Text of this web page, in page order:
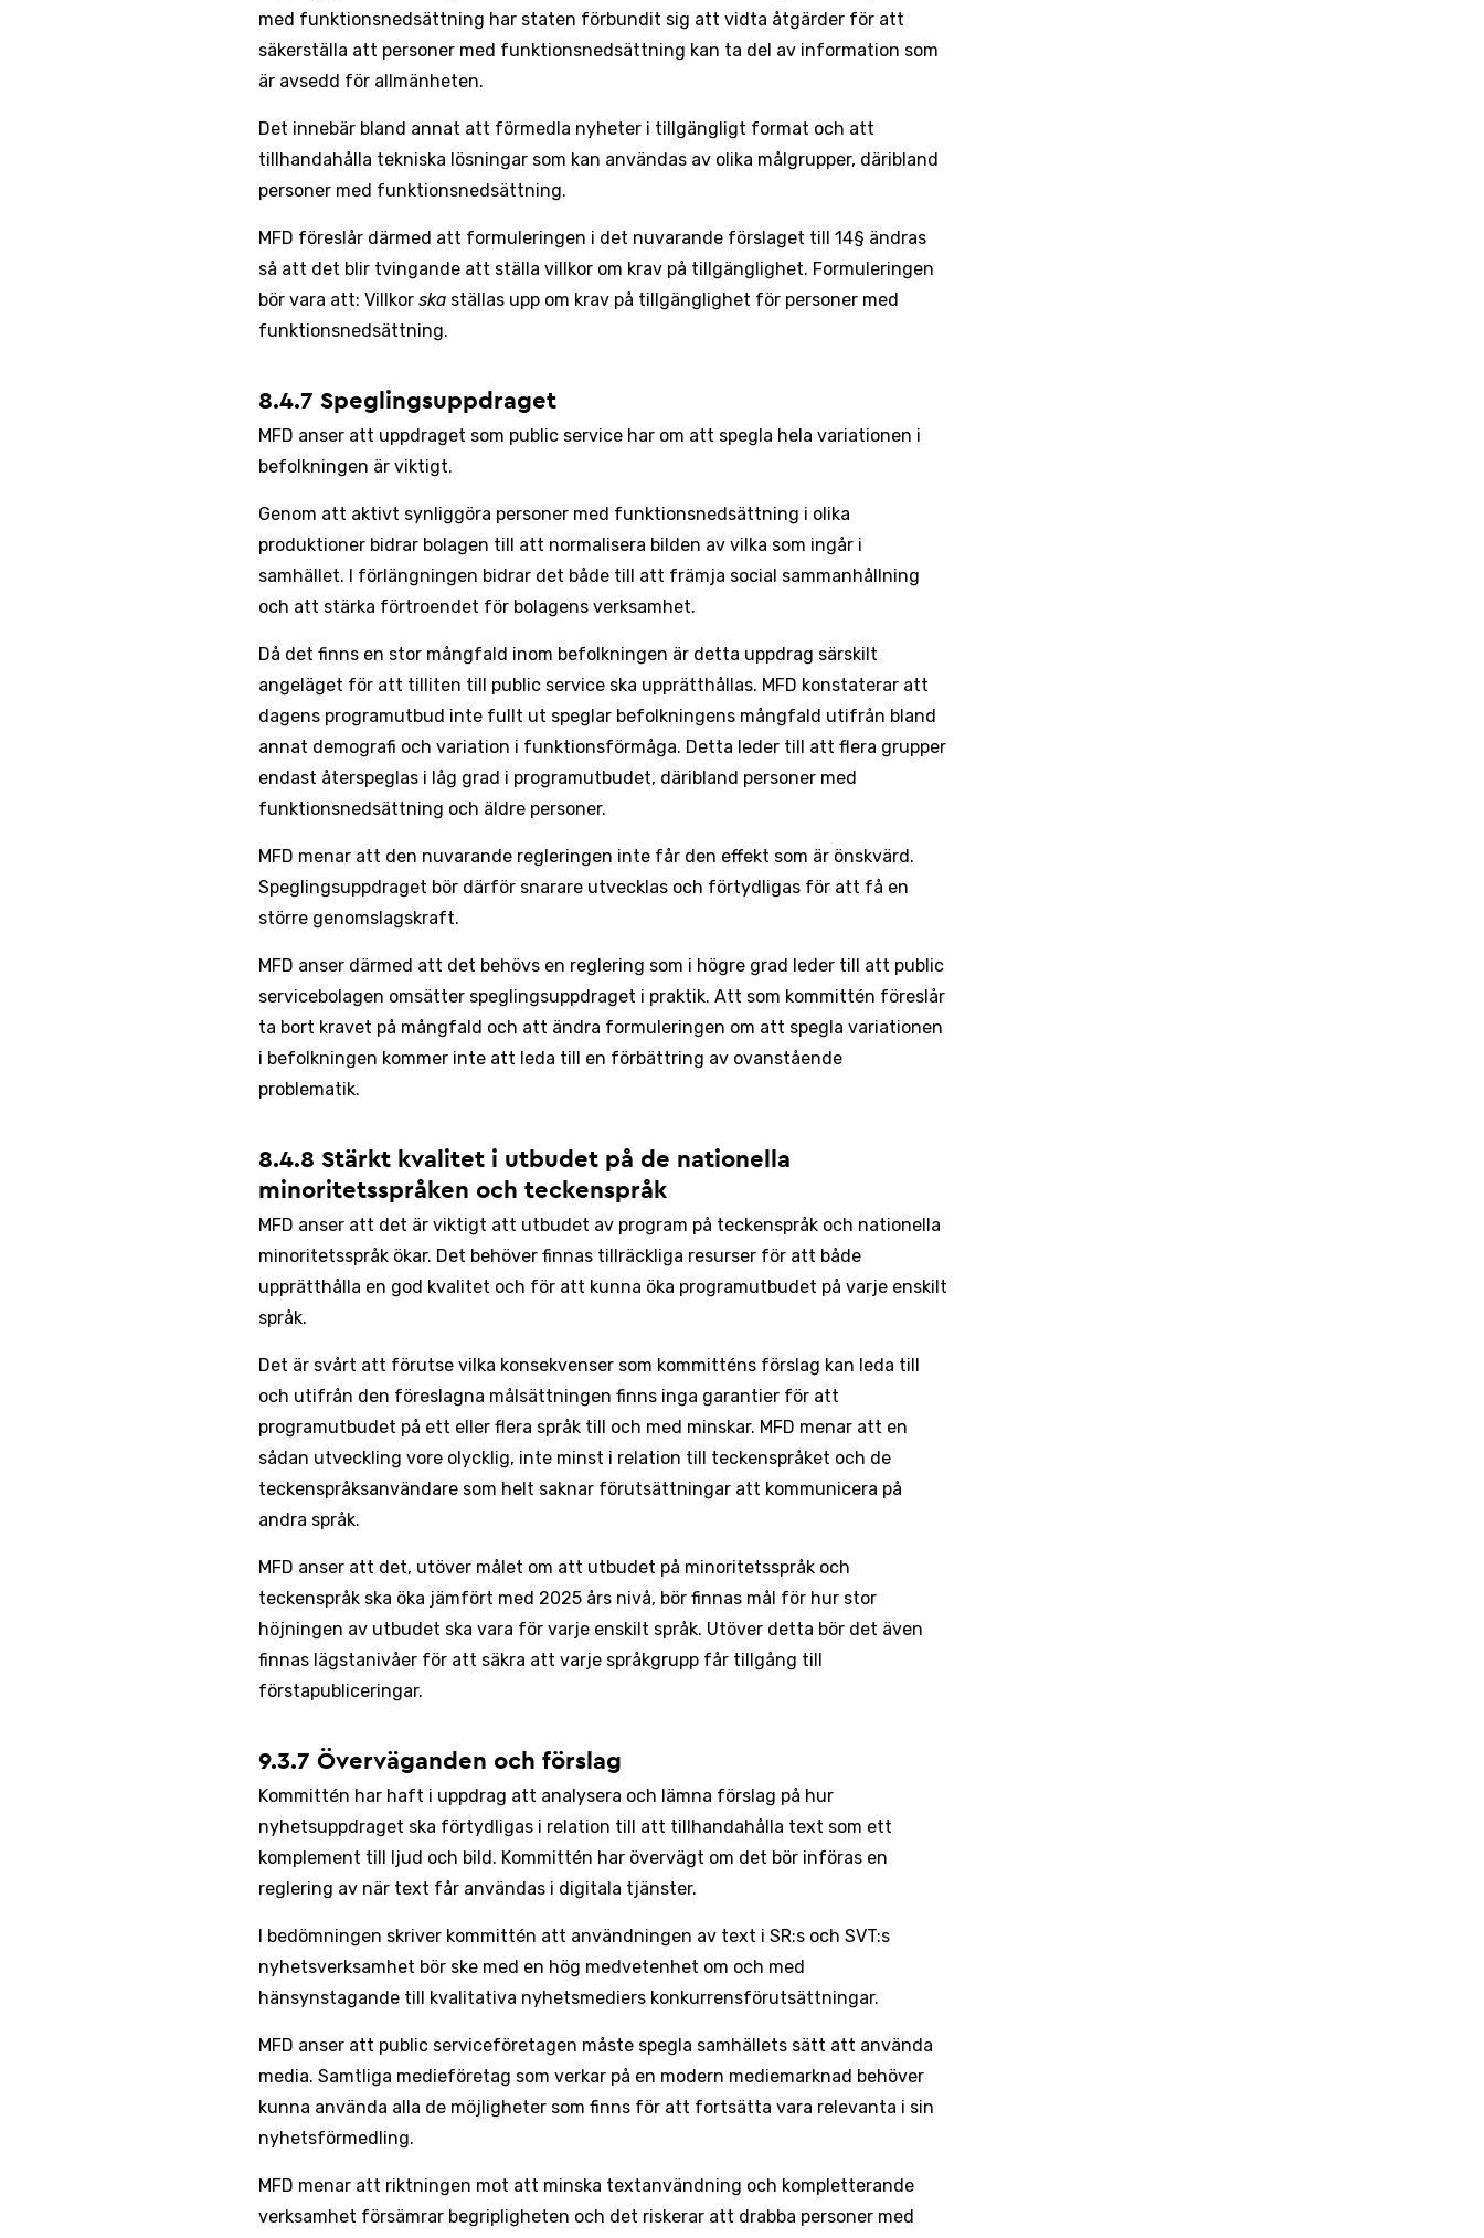
med funktionsnedsättning har staten förbundit sig att vidta åtgärder för att
säkerställa att personer med funktionsnedsättning kan ta del av information som
är avsedd för allmänheten.
Det innebär bland annat att förmedla nyheter i tillgängligt format och att
tillhandahålla tekniska lösningar som kan användas av olika målgrupper, däribland
personer med funktionsnedsättning.
MFD föreslår därmed att formuleringen i det nuvarande förslaget till 14§ ändras
så att det blir tvingande att ställa villkor om krav på tillgänglighet. Formuleringen
bör vara att: Villkor ska ställas upp om krav på tillgänglighet för personer med
funktionsnedsättning.
8.4.7 Speglingsuppdraget
MFD anser att uppdraget som public service har om att spegla hela variationen i
befolkningen är viktigt.
Genom att aktivt synliggöra personer med funktionsnedsättning i olika
produktioner bidrar bolagen till att normalisera bilden av vilka som ingår i
samhället. I förlängningen bidrar det både till att främja social sammanhållning
och att stärka förtroendet för bolagens verksamhet.
Då det finns en stor mångfald inom befolkningen är detta uppdrag särskilt
angeläget för att tilliten till public service ska upprätthållas. MFD konstaterar att
dagens programutbud inte fullt ut speglar befolkningens mångfald utifrån bland
annat demografi och variation i funktionsförmåga. Detta leder till att flera grupper
endast återspeglas i låg grad i programutbudet, däribland personer med
funktionsnedsättning och äldre personer.
MFD menar att den nuvarande regleringen inte får den effekt som är önskvärd.
Speglingsuppdraget bör därför snarare utvecklas och förtydligas för att få en
större genomslagskraft.
MFD anser därmed att det behövs en reglering som i högre grad leder till att public
servicebolagen omsätter speglingsuppdraget i praktik. Att som kommittén föreslår
ta bort kravet på mångfald och att ändra formuleringen om att spegla variationen
i befolkningen kommer inte att leda till en förbättring av ovanstående
problematik.
8.4.8 Stärkt kvalitet i utbudet på de nationella
minoritetsspråken och teckenspråk
MFD anser att det är viktigt att utbudet av program på teckenspråk och nationella
minoritetsspråk ökar. Det behöver finnas tillräckliga resurser för att både
upprätthålla en god kvalitet och för att kunna öka programutbudet på varje enskilt
språk.
Det är svårt att förutse vilka konsekvenser som kommitténs förslag kan leda till
och utifrån den föreslagna målsättningen finns inga garantier för att
programutbudet på ett eller flera språk till och med minskar. MFD menar att en
sådan utveckling vore olycklig, inte minst i relation till teckenspråket och de
teckenspråksanvändare som helt saknar förutsättningar att kommunicera på
andra språk.
MFD anser att det, utöver målet om att utbudet på minoritetsspråk och
teckenspråk ska öka jämfört med 2025 års nivå, bör finnas mål för hur stor
höjningen av utbudet ska vara för varje enskilt språk. Utöver detta bör det även
finnas lägstanivåer för att säkra att varje språkgrupp får tillgång till
förstapubliceringar.
9.3.7 Överväganden och förslag
Kommittén har haft i uppdrag att analysera och lämna förslag på hur
nyhetsuppdraget ska förtydligas i relation till att tillhandahålla text som ett
komplement till ljud och bild. Kommittén har övervägt om det bör införas en
reglering av när text får användas i digitala tjänster.
I bedömningen skriver kommittén att användningen av text i SR:s och SVT:s
nyhetsverksamhet bör ske med en hög medvetenhet om och med
hänsynstagande till kvalitativa nyhetsmediers konkurrensförutsättningar.
MFD anser att public serviceföretagen måste spegla samhällets sätt att använda
media. Samtliga medieföretag som verkar på en modern mediemarknad behöver
kunna använda alla de möjligheter som finns för att fortsätta vara relevanta i sin
nyhetsförmedling.
MFD menar att riktningen mot att minska textanvändning och kompletterande
verksamhet försämrar begripligheten och det riskerar att drabba personer med